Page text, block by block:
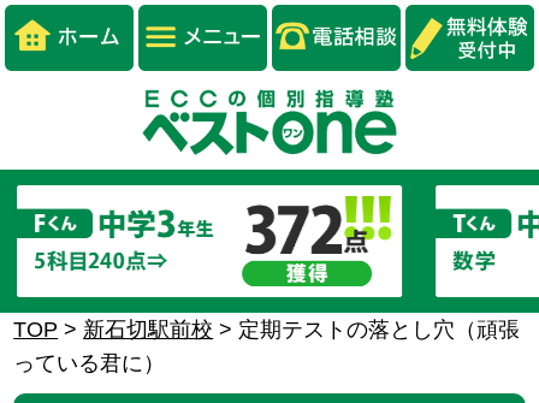
TOP > 新石切駅前校 > 定期テストの落とし穴（頑張
っている君に）